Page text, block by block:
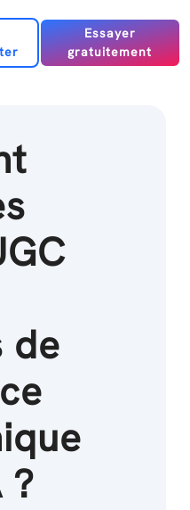
Essayer
gratuitement
de
?